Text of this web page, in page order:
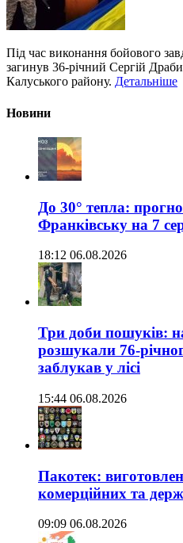
Під час виконання бойового
загинув 36-річний Сергій
Калуського району. Детальніше
Новини
До 30° тепла:
Франківську на 7
18:12 06.08.2026
Три доби пошуків:
розшукали 76-
заблукав у лісі
15:44 06.08.2026
Пакотек:
комерційних та
09:09 06.08.2026